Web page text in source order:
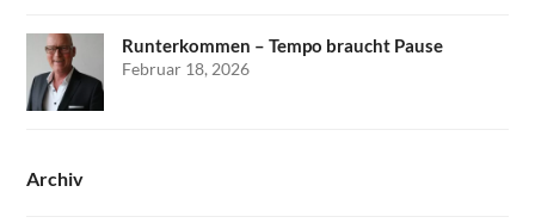
Runterkommen – Tempo braucht Pause
Februar 18, 2026
Archiv